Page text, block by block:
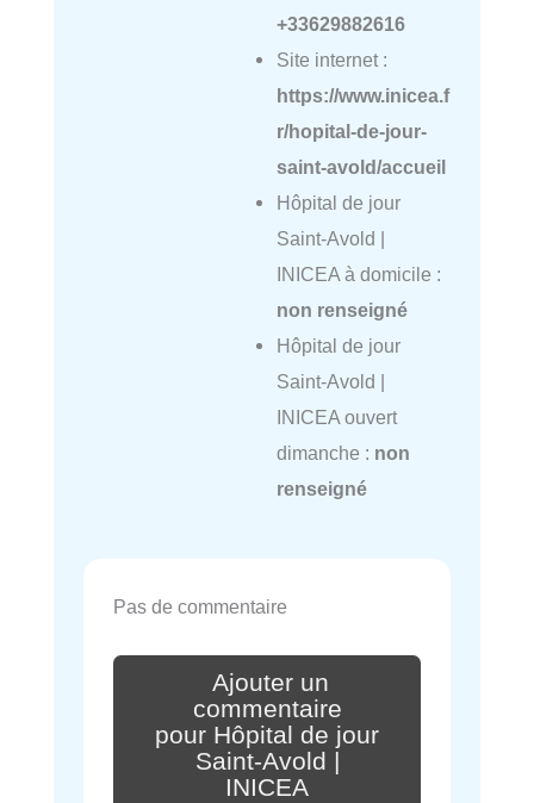
+33629882616
Site internet :
https://www.inicea.f
r/hopital-de-jour-
saint-avold/accueil
Hôpital de jour
Saint-Avold |
INICEA à domicile :
non renseigné
Hôpital de jour
Saint-Avold |
INICEA ouvert
dimanche : non
renseigné
Pas de commentaire
Ajouter un
commentaire
pour Hôpital de jour
Saint-Avold |
INICEA